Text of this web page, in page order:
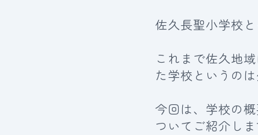
佐久長聖小学校
これまで佐久地
た学校というの
今回は、学校の
ついてご紹介しま